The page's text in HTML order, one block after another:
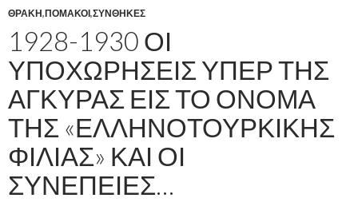
ΘΡΑΚΗ,ΠΟΜΑΚΟΙ,ΣΥΝΘΗΚΕΣ
1928-1930 ΟΙ
ΥΠΟΧΩΡΗΣΕΙΣ ΥΠΕΡ ΤΗΣ
ΑΓΚΥΡΑΣ ΕΙΣ ΤΟ ΟΝΟΜΑ
ΤΗΣ «ΕΛΛΗΝΟΤΟΥΡΚΙΚΗΣ
ΦΙΛΙΑΣ» ΚΑΙ ΟΙ
ΣΥΝΕΠΕΙΕΣ…